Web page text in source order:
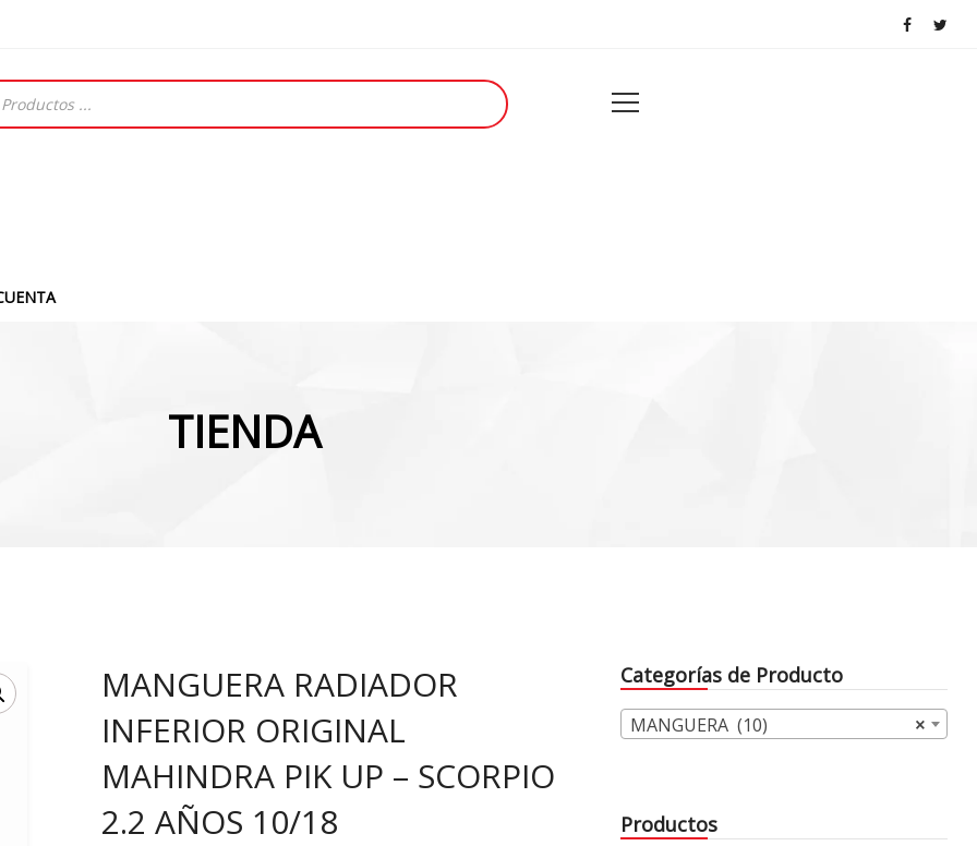
TIENDA
MANGUERA RADIADOR
INFERIOR ORIGINAL
MAHINDRA PIK UP – SCORPIO
2.2 AÑOS 10/18
Categorías de Producto
×
MANGUERA (10)
Productos